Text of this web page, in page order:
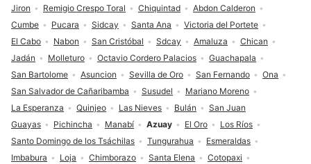
Guayas Pichincha Manabí Azuay El Oro
Los Ríos
Santo Domingo de los Tsáchilas
Tungurahua
Esmeraldas
Imbabura
Loja Chimborazo Santa Elena
Cotopaxi
Jiron
Remigio Crespo Toral Chiquintad
Abdon Calderon
Cumbe
Pucara Sidcay Santa Ana
Victoria del Portete
El Cabo
Nabon San Cristóbal Sdcay Amaluza
Chican
Jadán
Molleturo Octavio Cordero Palacios
Guachapala
San Bartolome
Asuncion Sevilla de Oro San Fernando
Ona
San Salvador de Cañaribamba
Susudel
Mariano Moreno
La Esperanza
Quinjeo Las Nieves Bulán San Juan